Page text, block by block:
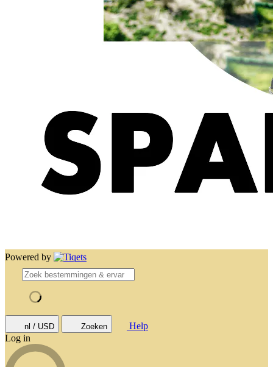
Powered by
nl / USD Zoeken
Help
Log in